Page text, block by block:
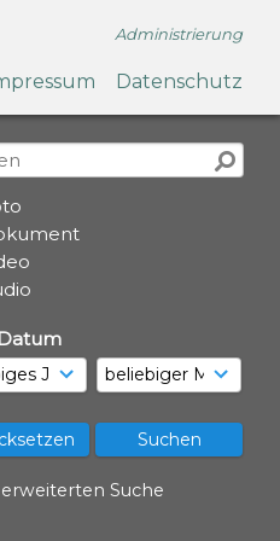
Administrierung
Datenschutz
Suche